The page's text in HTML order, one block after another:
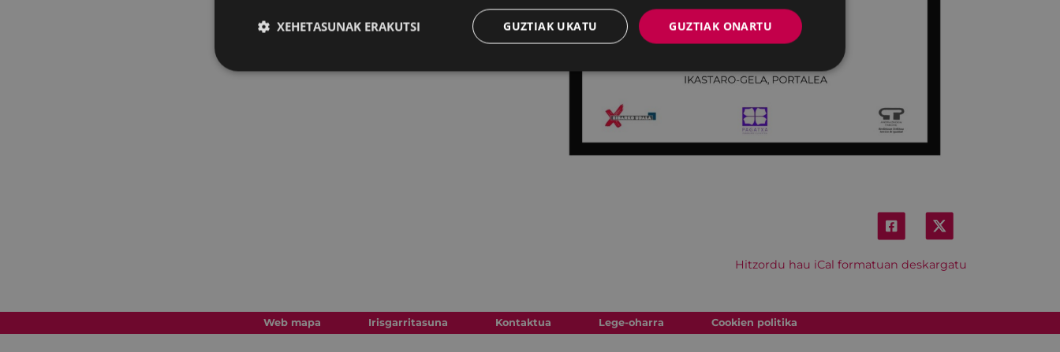
Hitzordu hau iCal formatuan deskargatu
Web mapa Irisgarritasuna Kontaktua Lege-oharra Cookien politika
GUZTIAK ONARTU
GUZTIAK UKATU
XEHETASUNAK ERAKUTSI